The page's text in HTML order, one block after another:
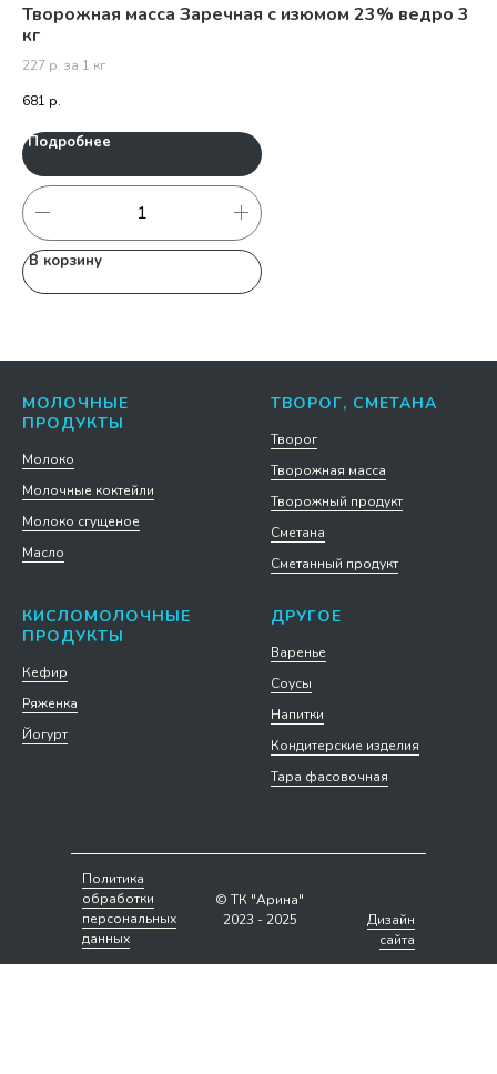
Творожная масса Заречная с изюмом 23% ведро 3
кг
227 р. за 1 кг
681 р.
Подробнее
В корзину
МОЛОЧНЫЕ
ПРОДУКТЫ
Молоко
Молочные коктейли
Молоко сгущеное
Масло
ТВОРОГ, СМЕТАНА
Творог
Творожная масса
Творожный продукт
Сметана
Сметанный продукт
КИСЛОМОЛОЧНЫЕ
ПРОДУКТЫ
Кефир
Ряженка
Йогурт
ДРУГОЕ
Варенье
Соусы
Напитки
Кондитерские изделия
Тара фасовочная
Политика
обработки
персональных
данных
Дизайн
сайта
© ТК "Арина"
2023 - 2025